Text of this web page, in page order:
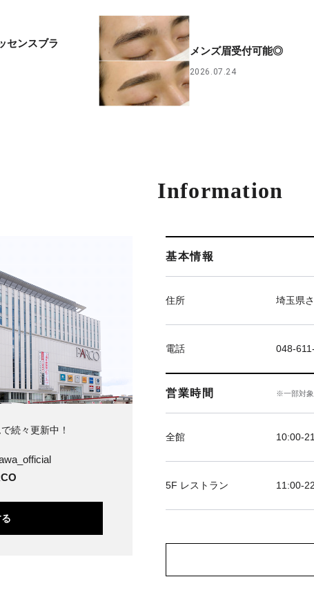
センスブラ
メンズ眉受付可能◎
2026.07.24
Information
基本情報
住所 埼玉県
電話 048-
営業時間 ※一部対象
全館
5F レストラン 11:00-
続々更新中！